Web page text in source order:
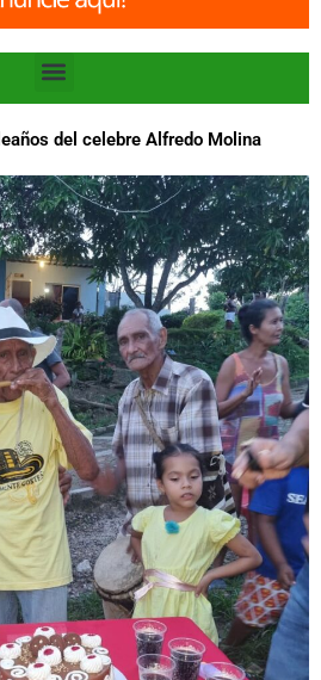
Menu
del celebre Alfredo Molina